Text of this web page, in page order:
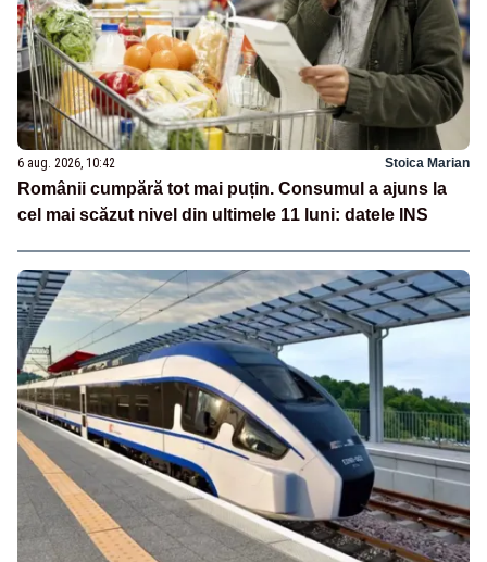
6 aug. 2026, 10:42 Stoica Marian
Românii cumpără tot mai puțin. Consumul a ajuns la
cel mai scăzut nivel din ultimele 11 luni: datele INS